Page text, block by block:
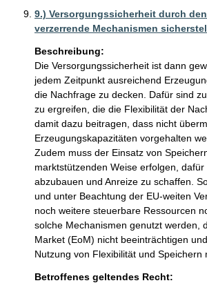
9.) Versorgungssicherheit durch
verzerrende Mechanismen
Beschreibung:
Die Versorgungssicherheit ist dann
jedem Zeitpunkt ausreichend
die Nachfrage zu decken. Dafür sind
zu ergreifen, die die Flexibilität der
damit dazu beitragen, dass nicht
Erzeugungskapazitäten vorgehalten
Zudem muss der Einsatz von
marktstützenden Weise erfolgen,
abzubauen und Anreize zu schaffen.
und unter Beachtung der EU-weiten
noch weitere steuerbare Ressourcen
solche Mechanismen genutzt werden,
Market (EoM) nicht beeinträchtigen
Betroffenes geltendes Recht: